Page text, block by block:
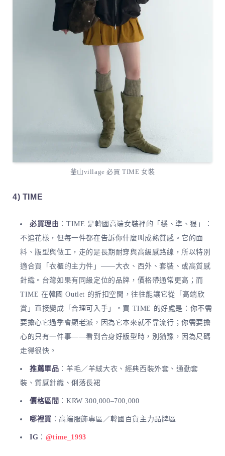
釜山village 必買 TIME 女裝
4) TIME
必買理由 ：TIME 是韓國高端女裝裡的「穩、準、狠」：
不追花樣，但每一件都在告訴你什麼叫成熟質感。它的面
料、版型與做工，走的是長期耐穿與高級感路線，所以特別
適合買「衣櫃的主力件」——大衣、西外、套裝、或高質感
針織。台灣如果有同級定位的品牌，價格帶通常更高；而
TIME 在韓國 Outlet 的折扣空間，往往能讓它從「高端欣
賞」直接變成「合理可入手」。買 TIME 的好處是：你不需
要擔心它過季會顯老派，因為它本來就不靠流行；你需要擔
心的只有一件事——看到合身好版型時，別猶豫，因為尺碼
走得很快。
推薦單品 ：羊毛／羊絨大衣、經典西裝外套、通勤套
裝、質感針織、俐落長裙
價格區間 ：KRW 300,000–700,000
哪裡買 ：高端服飾專區／韓國百貨主力品牌區
IG ： @time_1993